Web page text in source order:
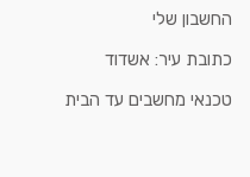
החשבון שלי
כתובת עיר: אשדוד
טכנאי מחשבים עד הבית